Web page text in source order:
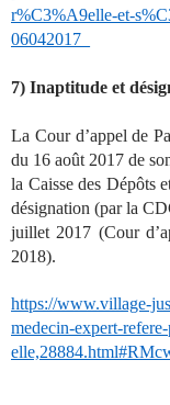
r%C3%A9elle-et-
06042017_
7) Inaptitude et
La Cour d’appel de
du 16 août 2017 de
la Caisse des Dépôts
désignation (par la
juillet 2017 (Cour
2018).
https://www.village-
medecin-expert-